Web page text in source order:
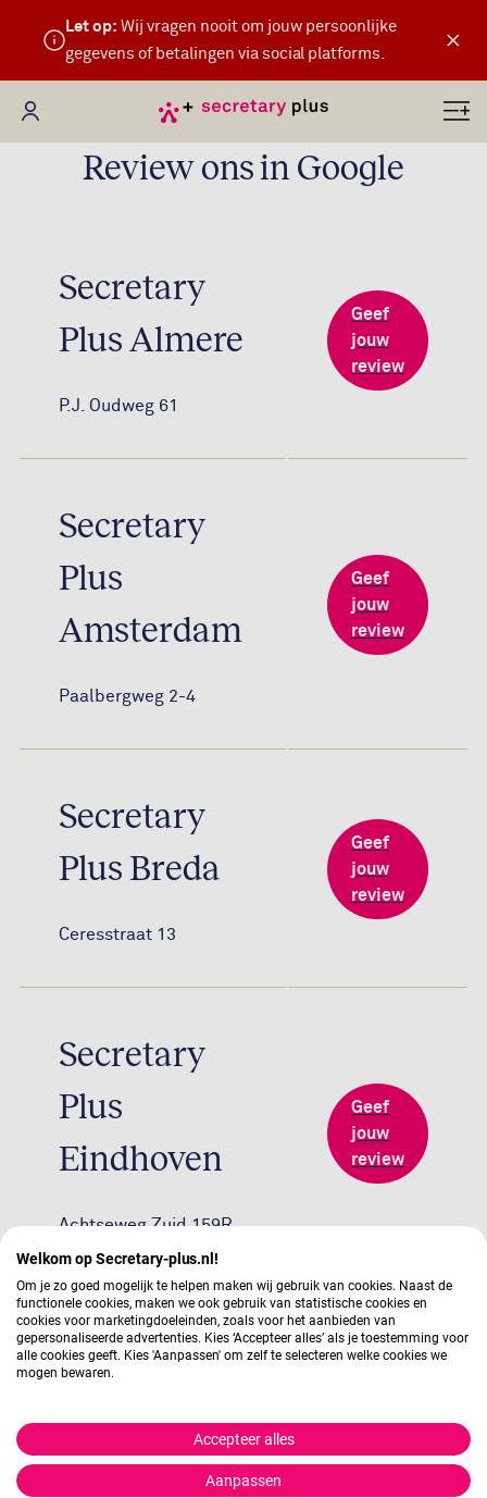
×
Let op: Wij vragen nooit om jouw persoonlijke
gegevens of betalingen via social platforms.
Mijn Secretary Plus
Review ons in Google
Secretary
Plus Almere
P.J. Oudweg 61
Geef
jouw
review
Secretary
Plus
Amsterdam
Paalbergweg 2-4
Geef
jouw
review
Secretary
Plus Breda
Ceresstraat 13
Geef
jouw
review
Secretary
Plus
Eindhoven
Achtseweg Zuid 159R
Geef
jouw
review
Secretary
Groningen
jouw
Welkom op Secretary-plus.nl!
Om je zo goed mogelijk te helpen maken wij gebruik van cookies. Naast de
functionele cookies, maken we ook gebruik van statistische cookies en
cookies voor marketingdoeleinden, zoals voor het aanbieden van
gepersonaliseerde advertenties. Kies ‘Accepteer alles’ als je toestemming voor
alle cookies geeft. Kies 'Aanpassen' om zelf te selecteren welke cookies we
mogen bewaren.
Accepteer alles
Aanpassen